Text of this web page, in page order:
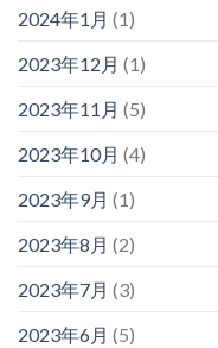
2024年1月 (1)
2023年12月 (1)
2023年11月 (5)
2023年10月 (4)
2023年9月 (1)
2023年8月 (2)
2023年7月 (3)
2023年6月 (5)